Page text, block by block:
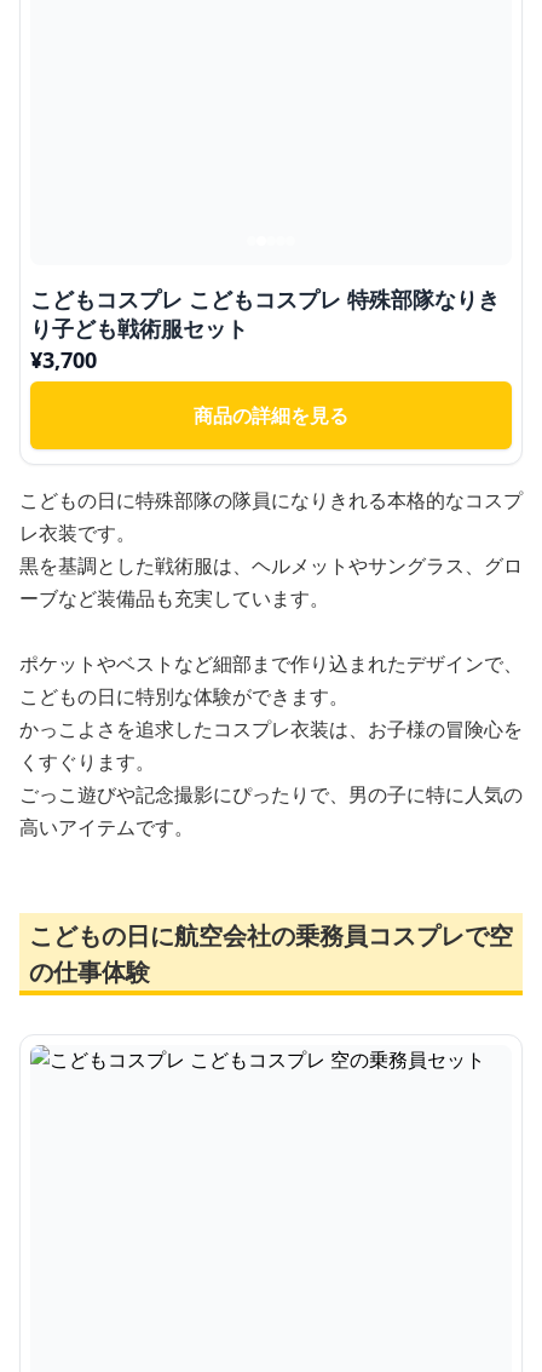
こどもコスプレ こどもコスプレ 特殊部隊なりき
り子ども戦術服セット
¥3,700
商品の詳細を見る
こどもの日に特殊部隊の隊員になりきれる本格的なコスプ
レ衣装です。
黒を基調とした戦術服は、ヘルメットやサングラス、グロ
ーブなど装備品も充実しています。
ポケットやベストなど細部まで作り込まれたデザインで、
こどもの日に特別な体験ができます。
かっこよさを追求したコスプレ衣装は、お子様の冒険心を
くすぐります。
ごっこ遊びや記念撮影にぴったりで、男の子に特に人気の
高いアイテムです。
こどもの日に航空会社の乗務員コスプレで空
の仕事体験